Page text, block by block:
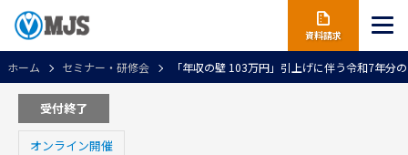
資料請求
ホーム セミナー・研修会 「年収の壁 103万円」引上げに伴う令和7年分
受付終了
オンライン開催